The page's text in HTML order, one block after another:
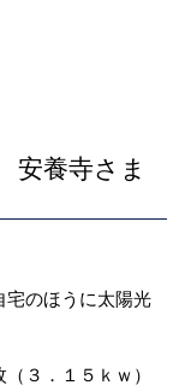
養寺さま
宅のほうに太陽光
３．１５ｋｗ）